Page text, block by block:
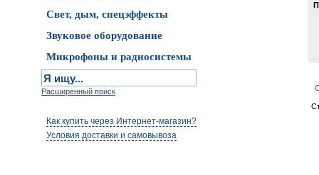
Свет, дым, спецэффекты
Звуковое оборудование
Микрофоны и радиосистемы
Расширенный поиск
Как купить через Интернет-магазин?
Условия доставки и самовывоза